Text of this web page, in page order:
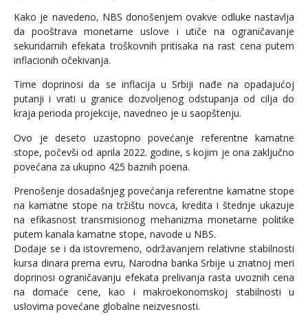
Kako je navedeno, NBS donošenjem ovakve odluke nastavlja
da pooštrava monetarne uslove i utiče na ograničavanje
sekundarnih efekata troškovnih pritisaka na rast cena putem
inflacionih očekivanja.
Time doprinosi da se inflacija u Srbiji nađe na opadajućoj
putanji i vrati u granice dozvoljenog odstupanja od cilja do
kraja perioda projekcije, navedneo je u saopštenju.
Ovo je deseto uzastopno povećanje referentne kamatne
stope, počevši od aprila 2022. godine, s kojim je ona zaključno
povećana za ukupno 425 baznih poena.
Prenošenje dosadašnjeg povećanja referentne kamatne stope
na kamatne stope na tržištu novca, kredita i štednje ukazuje
na efikasnost transmisionog mehanizma monetarne politike
putem kanala kamatne stope, navode u NBS.
Dodaje se i da istovremeno, održavanjem relativne stabilnosti
kursa dinara prema evru, Narodna banka Srbije u znatnoj meri
doprinosi ograničavanju efekata prelivanja rasta uvoznih cena
na domaće cene, kao i makroekonomskoj stabilnosti u
uslovima povećane globalne neizvesnosti.